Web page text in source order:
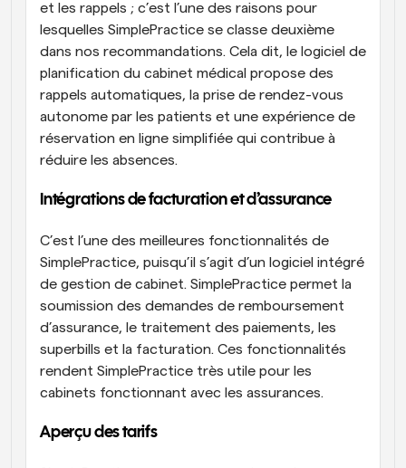
et les rappels ; c’est l’une des raisons pour
lesquelles SimplePractice se classe deuxième
dans nos recommandations. Cela dit, le logiciel de
planification du cabinet médical propose des
rappels automatiques, la prise de rendez-vous
autonome par les patients et une expérience de
réservation en ligne simplifiée qui contribue à
réduire les absences.
Intégrations de facturation et d’assurance
C’est l’une des meilleures fonctionnalités de
SimplePractice, puisqu’il s’agit d’un logiciel intégré
de gestion de cabinet. SimplePractice permet la
soumission des demandes de remboursement
d’assurance, le traitement des paiements, les
superbills et la facturation. Ces fonctionnalités
rendent SimplePractice très utile pour les
cabinets fonctionnant avec les assurances.
Aperçu des tarifs